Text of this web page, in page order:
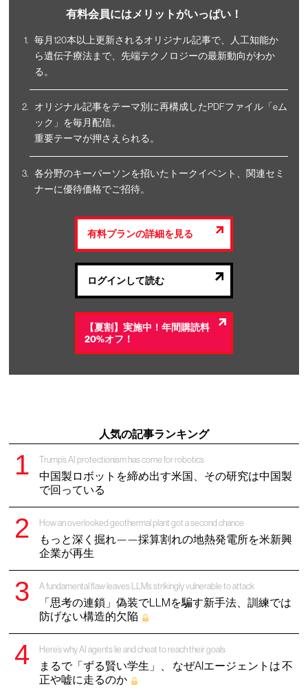
有料会員にはメリットがいっぱい！
毎月120本以上更新されるオリジナル記事で、人工知能か
ら遺伝子療法まで、先端テクノロジーの最新動向がわか
る。
オリジナル記事をテーマ別に再構成したPDFファイル「eム
ック」を毎月配信。
重要テーマが押さえられる。
各分野のキーパーソンを招いたトークイベント、関連セミ
ナーに優待価格でご招待。
有料プランの詳細を見る
ログインして読む
【夏割】実施中！年間購読料
20%オフ！
人気の記事ランキング
Trump’s AI protectionism has come for robotics
中国製ロボットを締め出す米国、その研究は中国製
で回っている
How an overlooked geothermal plant got a second chance
もっと深く掘れ——採算割れの地熱発電所を米新興
企業が再生
A fundamental flaw leaves LLMs strikingly vulnerable to attack
「思考の連鎖」偽装でLLMを騙す新手法、訓練では
防げない構造的欠陥
Here’s why AI agents lie and cheat to reach their goals
まるで「ずる賢い学生」、 なぜAIエージェントは 不
正や嘘に走るのか